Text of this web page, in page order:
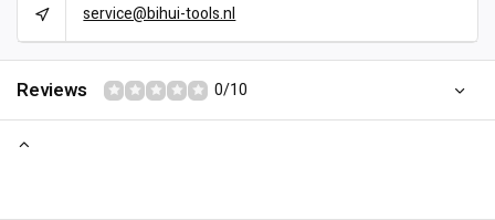
service@bihui-tools.nl
Reviews 0/10